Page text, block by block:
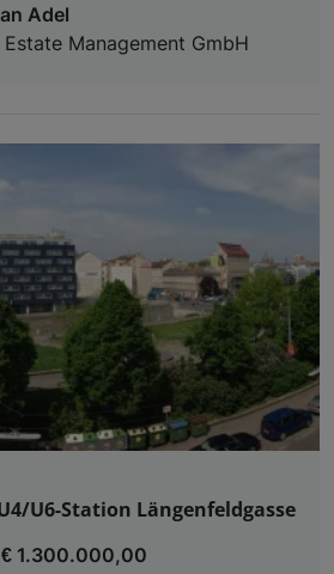
Adel
Estate Management GmbH
U6-Station Längenfeldgasse
€ 1.300.000,00